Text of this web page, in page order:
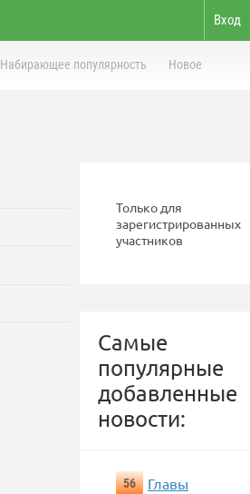
Вход
Набирающее популярность Новое
Только для
зарегистрированных
участников
Самые
популярные
добавленные
новости:
56
Главы